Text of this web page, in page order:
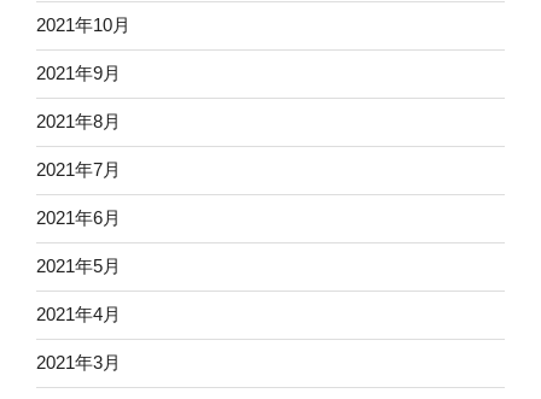
2021年10月
2021年9月
2021年8月
2021年7月
2021年6月
2021年5月
2021年4月
2021年3月